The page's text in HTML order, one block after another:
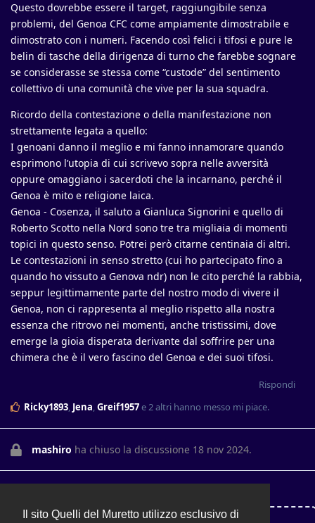
Il sito Quelli del Muretto utilizzo esclusivo di
Questo dovrebbe essere il target, raggiungibile senza
problemi, del Genoa CFC come ampiamente dimostrabile e
dimostrato con i numeri. Facendo così felici i tifosi e pure le
belin di tasche della dirigenza di turno che farebbe sognare
se considerasse se stessa come “custode” del sentimento
collettivo di una comunità che vive per la sua squadra.
Ricordo della contestazione o della manifestazione non
strettamente legata a quello:
I genoani danno il meglio e mi fanno innamorare quando
esprimono l’utopia di cui scrivevo sopra nelle avversità
oppure omaggiano i sacerdoti che la incarnano, perché il
Genoa è mito e religione laica.
Genoa - Cosenza, il saluto a Gianluca Signorini e quello di
Roberto Scotto nella Nord sono tre tra migliaia di momenti
topici in questo senso. Potrei però citarne centinaia di altri.
Le contestazioni in senso stretto (cui ho partecipato fino a
quando ho vissuto a Genova ndr) non le cito perché la rabbia,
seppur legittimamente parte del nostro modo di vivere il
Genoa, non ci rappresenta al meglio rispetto alla nostra
essenza che ritrovo nei momenti, anche tristissimi, dove
emerge la gioia disperata derivante dal soffrire per una
chimera che è il vero fascino del Genoa e dei suoi tifosi.
Rispondi
Ricky1893, Jena,Greif1957e2altri hanno messo mi piace.
mashiro ha chiuso la discussione 18 nov 2024.